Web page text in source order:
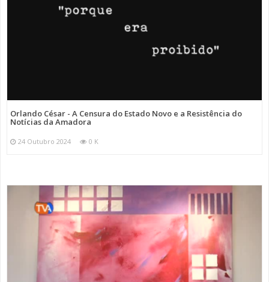
Orlando César - A Censura do Estado Novo e a Resistência do
Notícias da Amadora
24 Outubro 2024 0 K